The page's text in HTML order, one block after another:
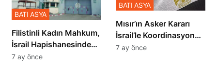
Filistinli Kadın Mahkum,
İsrail Hapishanesindeki
Zulmü Anlattı
BATI ASYA
7 ay önce
Mısır’ın Asker Kararı
İsrail’le Koordinasyon
İçinde Gerçekleşmiş
BATI ASYA
7 ay önce